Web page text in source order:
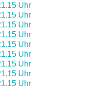
Uhr
Uhr
Uhr
Uhr
Uhr
Uhr
Uhr
Uhr
Uhr